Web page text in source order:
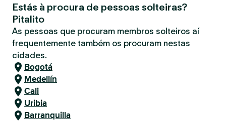
Estás à procura de pessoas solteiras?
Pitalito
As pessoas que procuram membros solteiros aí
frequentemente também os procuram nestas
cidades.
Bogotá
Medellín
Cali
Uribia
Barranquilla